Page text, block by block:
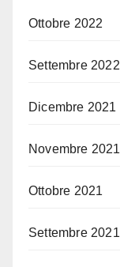
Ottobre 2022
Settembre 2022
Dicembre 2021
Novembre 2021
Ottobre 2021
Settembre 2021